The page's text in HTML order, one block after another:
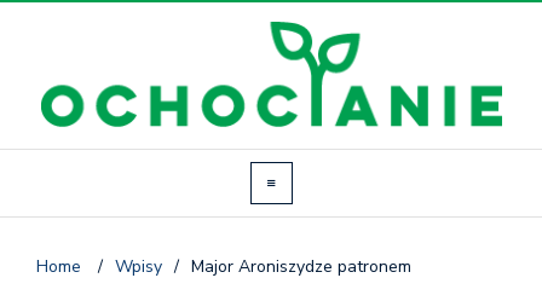
Home / Wpisy / Major Aroniszydze patronem